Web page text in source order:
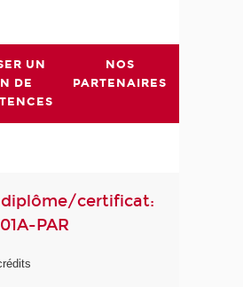
UN
DE
NOS
PARTENAIRES
diplôme/certificat:
PAR